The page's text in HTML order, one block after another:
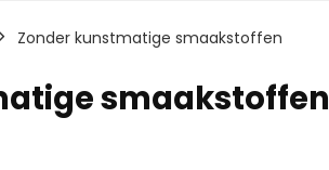
‎Zonder kunstmatige smaakstoffen
smaakstoffen